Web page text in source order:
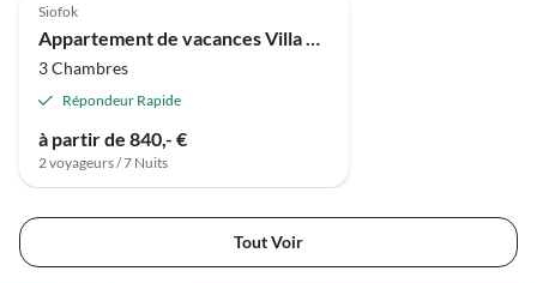
Siofok
3 Chambres
Répondeur Rapide
à partir de 840,- €
2 voyageurs / 7 Nuits
Tout Voir